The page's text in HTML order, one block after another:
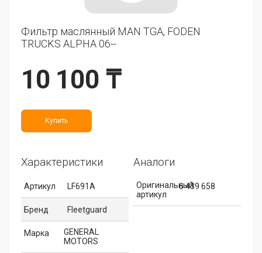
Фильтр маслянный MAN TGA, FODEN
TRUCKS ALPHA 06--
10 100 ₸
Купить
Характеристики
Артикул LF691A
Бренд Fleetguard
Марка
GENERAL
MOTORS
Аналоги
Оригинальный
артикул
6 439 658